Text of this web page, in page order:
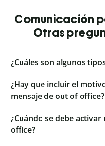
Comunicación
Otras
¿Cuáles son algunos
¿Hay que incluir el
mensaje de out of office?
¿Cuándo se debe
office?